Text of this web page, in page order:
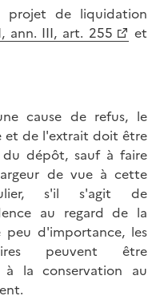
projet de liquidation
ann. III, art. 255
et
cause de refus, le
et de l'extrait doit être
dépôt, sauf à faire
de vue à cette
s'il s'agit de
au regard de la
d'importance, les
peuvent être
à la conservation au